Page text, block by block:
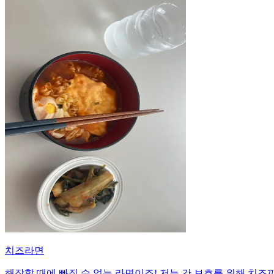
치즈라면